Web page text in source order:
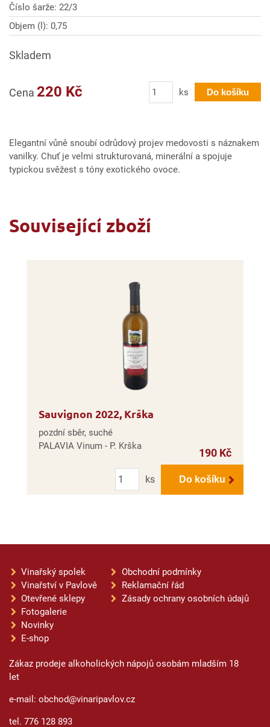
Číslo šarže: 22/3
Objem (l): 0,75
Skladem
Cena 220 Kč Počet ks Do košíku
Elegantní vůně snoubí odrůdový projev medovosti s náznakem
vanilky. Chuť je velmi strukturovaná, minerální a spojuje
typickou svěžest s tóny exotického ovoce.
Související zboží
Sauvignon 2022, Krška
pozdní sběr, suché
PALAVIA Vinum - P. Krška
190 Kč
Počet
ks
Do košíku
Vinařský spolek
Vinařství v Pavlově
Otevřené sklepy
Fotogalerie
Novinky
E-shop
Obchodní podmínky
Reklamační řád
Zásady ochrany osobních údajů
Zákaz prodeje alkoholických nápojů osobám mladším 18
let
e-mail: obchod@vinaripavlov.cz
tel. 776 128 893